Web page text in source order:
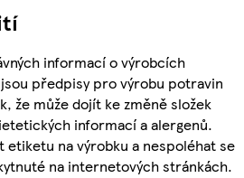
informací o výrobcích
předpisy pro výrobu potravin
že může dojít ke změně složek
informací a alergenů.
etiketu na výrobku a nespoléhat se
na internetových stránkách.